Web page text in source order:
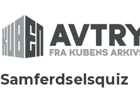
Samferdselsquiz